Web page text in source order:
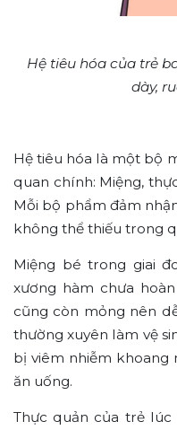
Hệ tiêu hóa của trẻ
dày,
Hệ tiêu hóa là một bộ
quan chính: Miệng,
Mỗi bộ phẩm đảm
không thể thiếu trong
Miệng bé trong giai
xương hàm chưa
cũng còn mỏng nên
thường xuyên làm vệ
bị viêm nhiễm khoang
ăn uống.
Thực quản của trẻ